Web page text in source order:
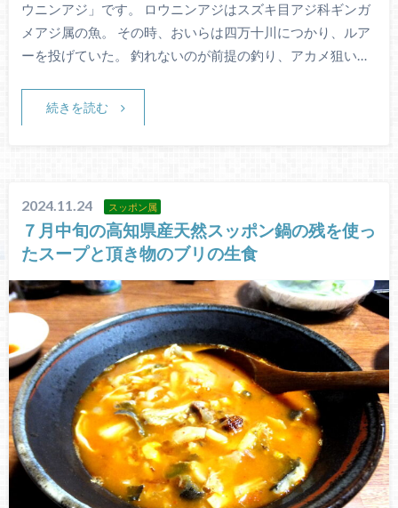
ウニンアジ」です。 ロウニンアジはスズキ目アジ科ギンガ
メアジ属の魚。 その時、おいらは四万十川につかり、ルア
ーを投げていた。 釣れないのが前提の釣り、アカメ狙い…
続きを読む
2024.11.24 スッポン属
７月中旬の高知県産天然スッポン鍋の残を使っ
たスープと頂き物のブリの生食